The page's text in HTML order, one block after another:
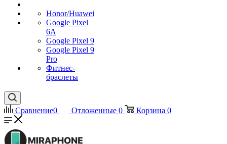
Honor/Huawei
Google Pixel
6A
Google Pixel 9
Google Pixel 9
Pro
Фитнес-
браслеты
Сравнение0 Отложенные 0 Корзина 0